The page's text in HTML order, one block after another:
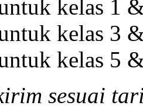
kelas 1
kelas 3
kelas 5
sesuai